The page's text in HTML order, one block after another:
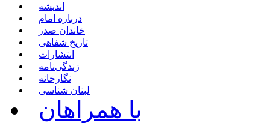
اندیشه
درباره امام
خاندان صدر
تاریخ شفاهی
انتشارات
زندگی‌نامه
نگارخانه
لبنان شناسی
با همراهان